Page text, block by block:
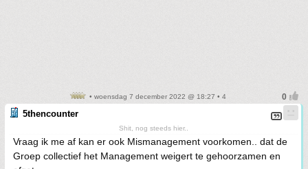
• woensdag 7 december 2022 @ 18:27 • 4
5thencounter
Shit, nog steeds hier..
Vraag ik me af kan er ook Mismanagement voorkomen.. dat de
Groep collectief het Management weigert te gehoorzamen en